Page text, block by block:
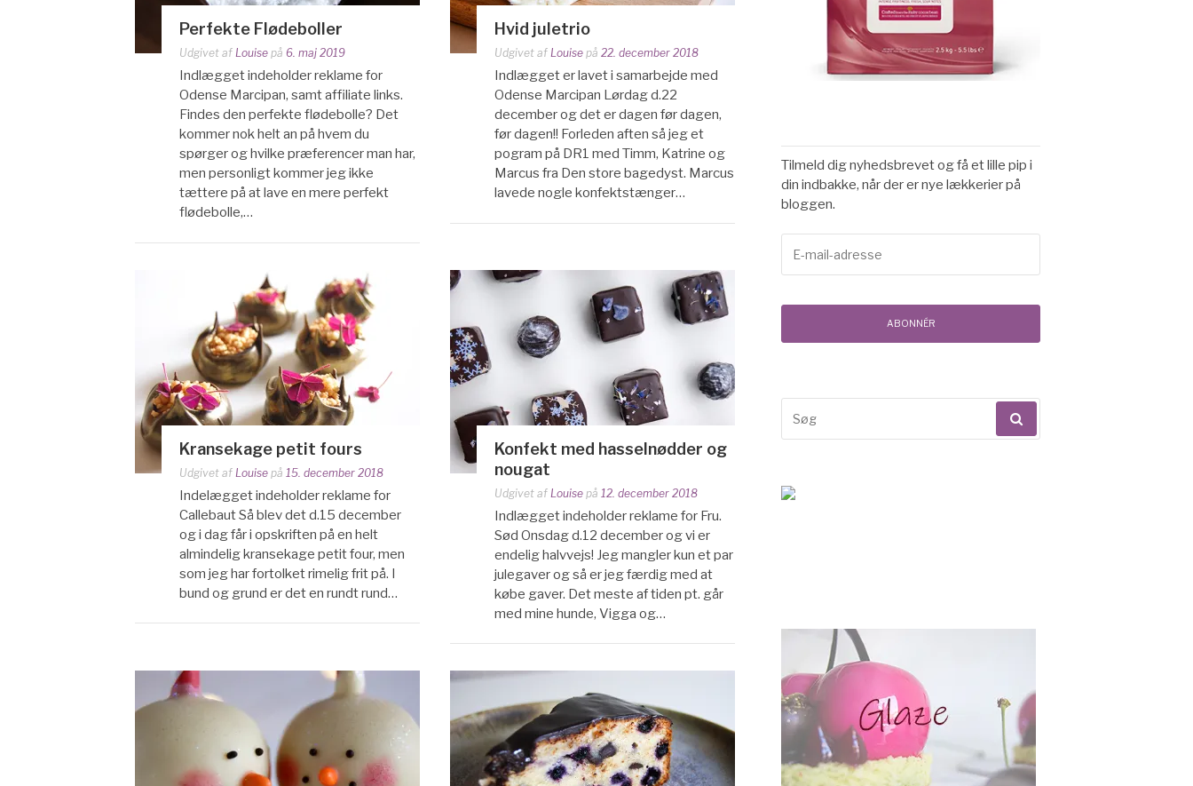
Perfekte Flødeboller
Udgivet af Louise på 6. maj 2019
Indlægget indeholder reklame for
Odense Marcipan, samt affiliate links.
Findes den perfekte flødebolle? Det
kommer nok helt an på hvem du
spørger og hvilke præferencer man har,
men personligt kommer jeg ikke
tættere på at lave en mere perfekt
flødebolle,…
Hvid juletrio
Udgivet af Louisepå 22. december 2018
Indlægget er lavet i samarbejde med
Odense Marcipan Lørdag d.22
december og det er dagen før dagen,
før dagen!! Forleden aften så jeg et
pogram på DR1 med Timm, Katrine og
Marcus fra Den store bagedyst. Marcus
lavede nogle konfektstænger…
Kransekage petit fours
Udgivet af Louise på 15. december 2018
Indelægget indeholder reklame for
Callebaut Så blev det d.15 december
og i dag får i opskriften på en helt
almindelig kransekage petit four, men
som jeg har fortolket rimelig frit på. I
bund og grund er det en rundt rund…
Konfekt med hasselnødder og
nougat
Udgivet af Louisepå 12. december 2018
Indlægget indeholder reklame for Fru.
Sød Onsdag d.12 december og vi er
endelig halvvejs! Jeg mangler kun et par
julegaver og så er jeg færdig med at
købe gaver. Det meste af tiden pt. går
med mine hunde, Vigga og…
Tilmeld dig nyhedsbrevet og få et lille pip i
din indbakke, når der er nye lækkerier på
bloggen.
mail-
ABONNÉR
efter: